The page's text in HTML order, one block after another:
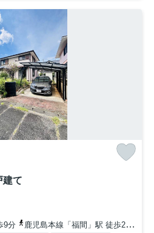
て
9分
鹿児島本線「福間」駅 徒歩26分